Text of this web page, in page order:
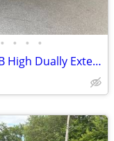
• • • •
** 2017 Ford Transit 350HD 4dr LWB High Dually Extended Cargo Van **